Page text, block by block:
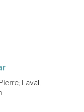
; Laval,